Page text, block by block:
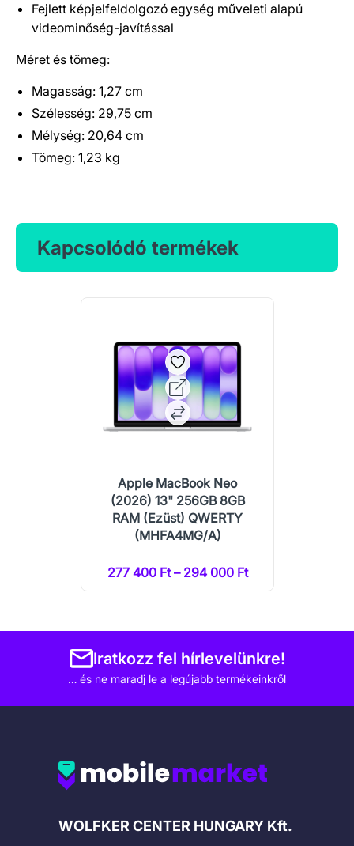
Fejlett képjelfeldolgozó egység műveleti alapú
videominőség-javítással
Méret és tömeg:
Magasság: 1,27 cm
Szélesség: 29,75 cm
Mélység: 20,64 cm
Tömeg: 1,23 kg
Kapcsolódó termékek
Apple MacBook Neo
(2026) 13" 256GB 8GB
RAM (Ezüst) QWERTY
(MHFA4MG/A)
277 400 Ft – 294 000 Ft
Iratkozz fel hírlevelünkre!
… és ne maradj le a legújabb termékeinkről
Cégadatok
WOLFKER CENTER HUNGARY Kft.